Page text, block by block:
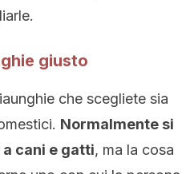
giusto
che scegliete sia
Normalmente si
cani e gatti, ma la cosa